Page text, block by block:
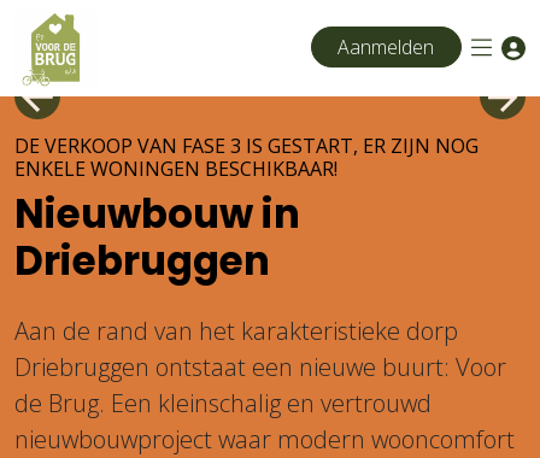
Aanmelden
Vorige
DE VERKOOP VAN FASE 3 IS GESTART, ER ZIJN NOG
ENKELE WONINGEN BESCHIKBAAR!
Nieuwbouwin
Driebruggen
Aan de rand van het karakteristieke dorp
Driebruggen ontstaat een nieuwe buurt: Voor
de Brug. Een kleinschalig en vertrouwd
nieuwbouwproject waar modern wooncomfort